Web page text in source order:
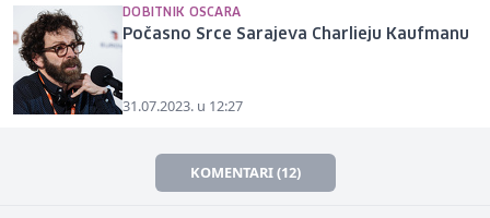
DOBITNIK OSCARA
Počasno Srce Sarajeva Charlieju Kaufmanu
31.07.2023. u 12:27
KOMENTARI (12)